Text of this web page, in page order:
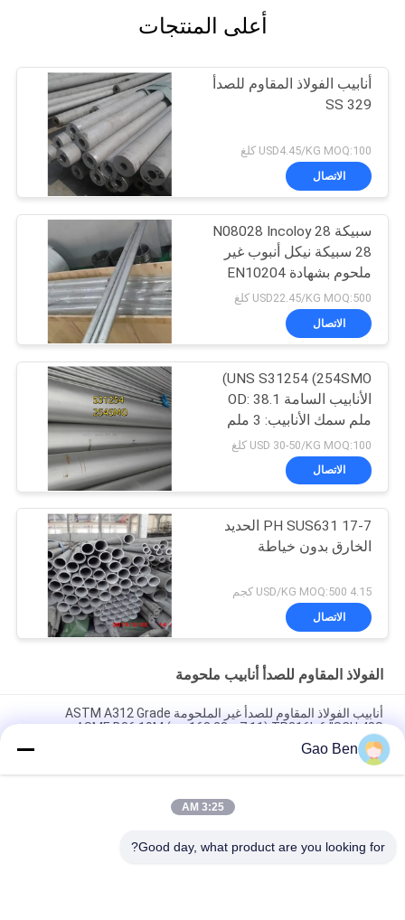
أعلى المنتجات
أنابيب الفولاذ المقاوم للصدأ
SS 329
USD4.45/KG MOQ:100 كلغ
الاتصال
سبيكة 28 N08028 Incoloy
28 سبيكة نيكل أنبوب غير
ملحوم بشهادة EN10204
3.1
USD22.45/KG MOQ:500 كلغ
الاتصال
UNS S31254 (254SMO)
الأنابيب السامة OD: 38.1
ملم سمك الأنابيب: 3 ملم
الطول 6M
USD 30-50/KG MOQ:100 كلغ
الاتصال
17-7 PH SUS631 الحديد
الخارق بدون خياطة
4.15 USD/KG MOQ:500 كجم
الاتصال
الفولاذ المقاوم للصدأ أنابيب ملحومة
أنابيب الفولاذ المقاوم للصدأ غير الملحومة ASTM A312 Grade
TP316L 6 "SCH 40S (168.28 × 7.11 مم) ASME B36.19M
الأنابيب السامة Hastelloy C-276 أنابيب سبيكة
Gao Ben
3:25 AM
Good day, what product are you looking for?